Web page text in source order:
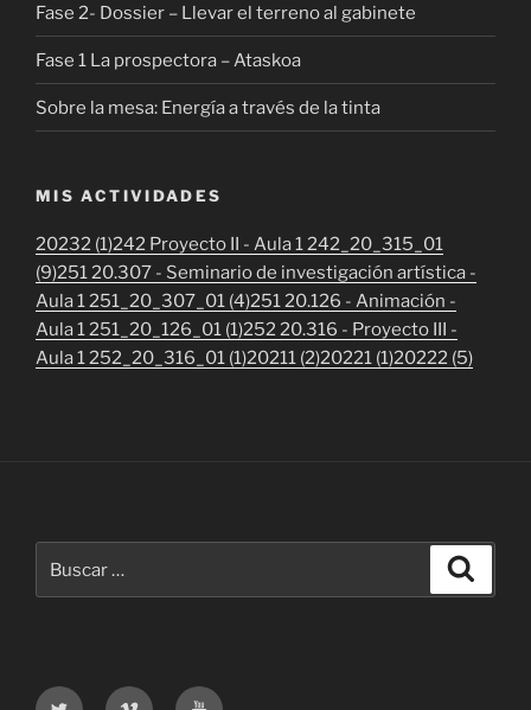
Fase 2- Dossier – Llevar el terreno al gabinete
Fase 1 La prospectora – Ataskoa
Sobre la mesa: Energía a través de la tinta
MIS ACTIVIDADES
20232 (1)242 Proyecto II - Aula 1 242_20_315_01
(9)251 20.307 - Seminario de investigación artística -
Aula 1 251_20_307_01 (4)251 20.126 - Animación -
Aula 1 251_20_126_01 (1)252 20.316 - Proyecto III -
Aula 1 252_20_316_01 (1)20211 (2)20221 (1)20222 (5)
por:
Twitter Vimeo Youtube